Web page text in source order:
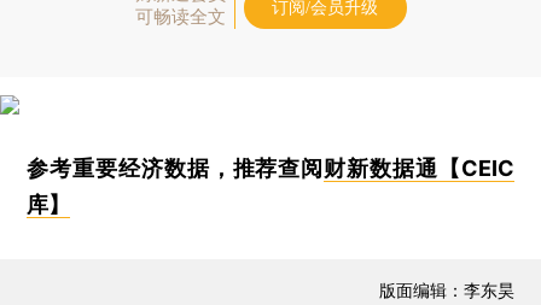
可畅读全文
订阅/会员升级
参考重要经济数据，推荐查阅财新数据通【CEIC
库】
版面编辑：李东昊